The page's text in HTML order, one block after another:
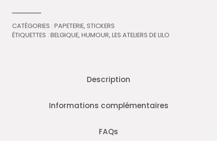
CATÉGORIES : PAPETERIE, STICKERS
ÉTIQUETTES : BELGIQUE, HUMOUR, LES ATELIERS DE LILO
Description
Informations complémentaires
FAQs